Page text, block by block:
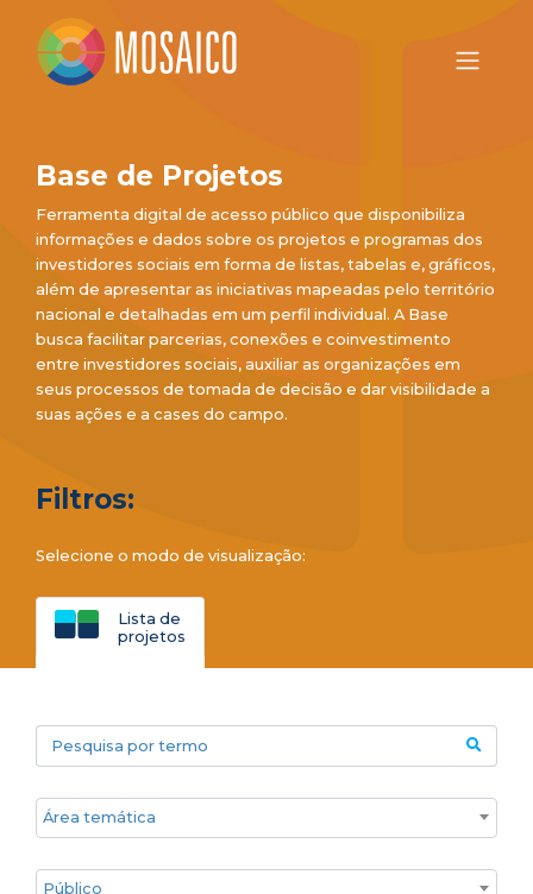
Base de Projetos
Ferramenta digital de acesso público que disponibiliza
informações e dados sobre os projetos e programas dos
investidores sociais em forma de listas, tabelas e, gráficos,
além de apresentar as iniciativas mapeadas pelo território
nacional e detalhadas em um perfil individual. A Base
busca facilitar parcerias, conexões e coinvestimento
entre investidores sociais, auxiliar as organizações em
seus processos de tomada de decisão e dar visibilidade a
suas ações e a cases do campo.
Filtros:
Selecione o modo de visualização:
Lista de
projetos
Pesquisa por termo
Áreas temáticas
Público